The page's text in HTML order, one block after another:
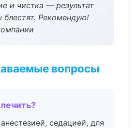
и чистка — результат
блестят. Рекомендую!
вопросы
седацией, для